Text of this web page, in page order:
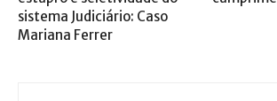
sistema Judiciário: Caso
Mariana Ferrer